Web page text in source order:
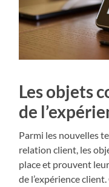
Les objets
de
Parmi les nouvelles
relation client, les
place et prouvent
de l’expérience